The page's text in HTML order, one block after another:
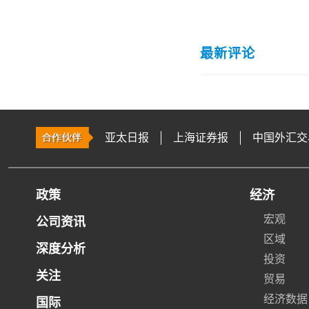
最新评论
亚太日报 上海证券报 中国外汇
政策
公司资讯
深度分析
关注
国际
经济
宏观
区域
投资
贸易
经济数据